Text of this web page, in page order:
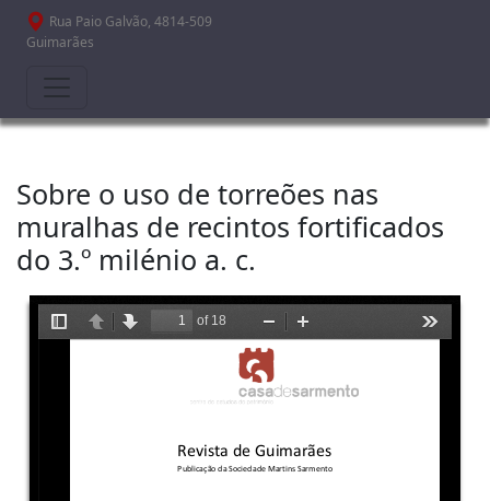
Passar para o conteúdo principal
Rua Paio Galvão, 4814-509
Guimarães
Sobre o uso de torreões nas
muralhas de recintos fortificados
do 3.º milénio a. c.